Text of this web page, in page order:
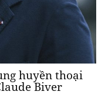
huyền thoại
Biver